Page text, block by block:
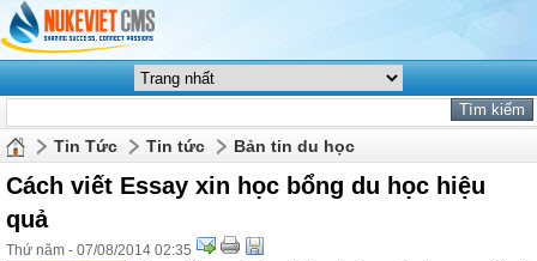
Tin Tức Tin tức Bản tin du học
Cách viết Essay xin học bổng du học hiệu
quả
Thứ năm - 07/08/2014 02:35